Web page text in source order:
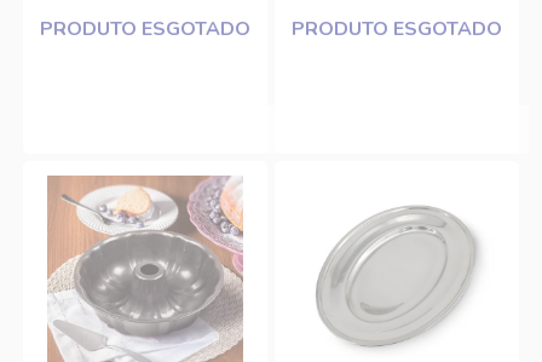
Inga
PRODUTO ESGOTADO
Inga
PRODUTO ESGOTADO